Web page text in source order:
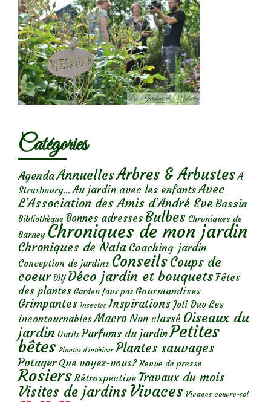
Catégories
AgendaAnnuellesArbres & Arbustes A
Strasbourg... Au jardin avec les enfantsAvec
L'Association des Amis d'André Eve Bassin
Bibliothèque Bonnes adresses Bulbes Chroniques de
Barney Chroniques de mon jardin
Chroniques de Nala Coaching-jardin
Conception de jardins ConseilsCoups de
coeur DIY Déco jardin et bouquetsFêtes
des plantes Garden faux pas Gourmandises
Grimpantes Insectes Inspirations Joli Duo Les
incontournables Macro Non classé Oiseaux du
jardin Outils Parfums du jardinPetites
bêtes Plantes d’intérieur Plantes sauvages
Potager Que voyez-vous? Revue de presse
Rosiers Rétrospective Travaux du mois
Visites de jardins Vivaces Vivaces couvre-sol